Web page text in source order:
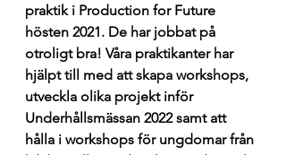
praktik i Production for Future
hösten 2021. De har jobbat på
otroligt bra! Våra praktikanter har
hjälpt till med att skapa workshops,
utveckla olika projekt inför
Underhållsmässan 2022 samt att
hålla i workshops för ungdomar från